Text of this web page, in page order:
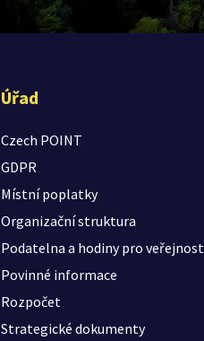
Úřad
Czech POINT
GDPR
Místní poplatky
Organizační struktura
Podatelna a hodiny pro veřejnost
Povinné informace
Rozpočet
Strategické dokumenty